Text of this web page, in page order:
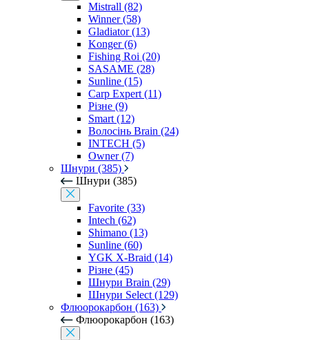
Mistrall (82)
Winner (58)
Gladiator (13)
Konger (6)
Fishing Roi (20)
SASAME (28)
Sunline (15)
Carp Expert (11)
Різне (9)
Smart (12)
Волосінь Brain (24)
INTECH (5)
Owner (7)
Шнури (385)
Шнури (385)
Favorite (33)
Intech (62)
Shimano (13)
Sunline (60)
YGK X-Braid (14)
Різне (45)
Шнури Brain (29)
Шнури Select (129)
Флюорокарбон (163)
Флюорокарбон (163)